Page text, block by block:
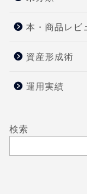
本・商品レビ
資産形成術
運用実績
検索